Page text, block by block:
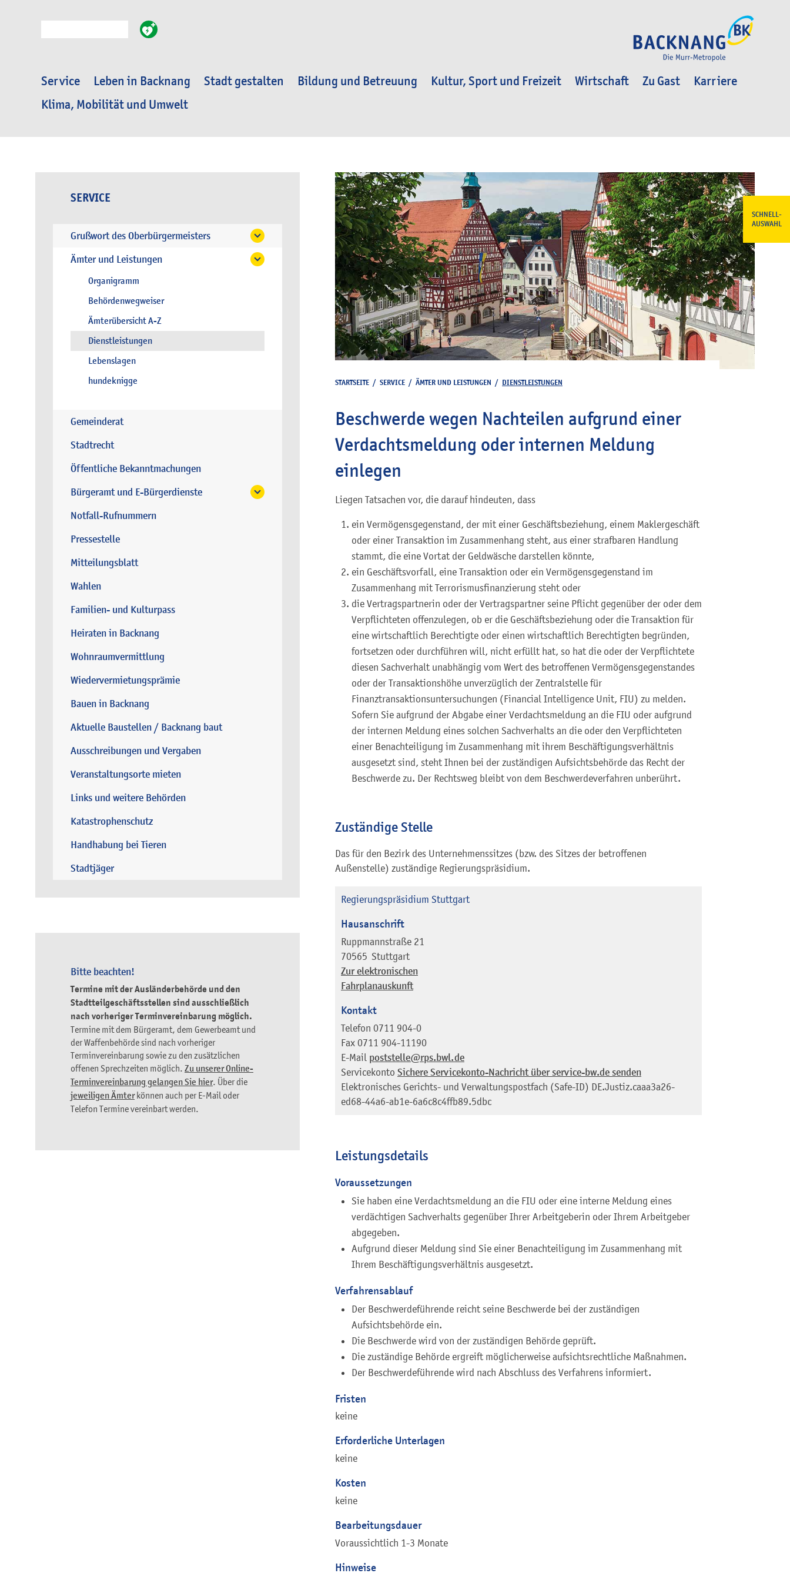
Service Leben in Backnang Stadt gestalten Bildung und Betreuung Kultur, Sport und Freizeit Wirtschaft Zu Gast
Karriere
Klima, Mobilität und Umwelt
SCHNELL-
AUSWAHL
SERVICE
Grußwort des Oberbürgermeisters
Ämter und Leistungen
Organigramm
Behördenwegweiser
Ämterübersicht A-Z
Dienstleistungen
Lebenslagen
hundeknigge
Gemeinderat
Stadtrecht
Öffentliche Bekanntmachungen
Bürgeramt und E-Bürgerdienste
Notfall-Rufnummern
Pressestelle
Mitteilungsblatt
Wahlen
Familien- und Kulturpass
Heiraten in Backnang
Wohnraumvermittlung
Wiedervermietungsprämie
Bauen in Backnang
Aktuelle Baustellen / Backnang baut
Ausschreibungen und Vergaben
Veranstaltungsorte mieten
Links und weitere Behörden
Katastrophenschutz
Handhabung bei Tieren
Stadtjäger
Bitte beachten!
Termine mit der Ausländerbehörde und den
Stadtteilgeschäftsstellen sind ausschließlich
nach vorheriger Terminvereinbarung möglich.
Termine mit dem Bürgeramt, dem Gewerbeamt und
der Waffenbehörde sind nach vorheriger
Terminvereinbarung sowie zu den zusätzlichen
offenen Sprechzeiten möglich. Zu unserer Online-
Terminvereinbarung gelangen Sie hier. Über die
jeweiligen Ämterkönnen auch per E-Mail oder
Telefon Termine vereinbart werden.
STARTSEITE / SERVICE / ÄMTER UND LEISTUNGEN / DIENSTLEISTUNGEN
Beschwerde wegen Nachteilen aufgrund einer
Verdachtsmeldung oder internen Meldung
einlegen
Liegen Tatsachen vor, die darauf hindeuten, dass
ein Vermögensgegenstand, der mit einer Geschäftsbeziehung, einem Maklergeschäft
oder einer Transaktion im Zusammenhang steht, aus einer strafbaren Handlung
stammt, die eine Vortat der Geldwäsche darstellen könnte,
ein Geschäftsvorfall, eine Transaktion oder ein Vermögensgegenstand im
Zusammenhang mit Terrorismusfinanzierung steht oder
die Vertragspartnerin oder der Vertragspartner seine Pflicht gegenüber der oder dem
Verpflichteten offenzulegen, ob er die Geschäftsbeziehung oder die Transaktion für
eine wirtschaftlich Berechtigte oder einen wirtschaftlich Berechtigten begründen,
fortsetzen oder durchführen will, nicht erfüllt hat, so hat die oder der Verpflichtete
diesen Sachverhalt unabhängig vom Wert des betroffenen Vermögensgegenstandes
oder der Transaktionshöhe unverzüglich der Zentralstelle für
Finanztransaktionsuntersuchungen (Financial Intelligence Unit, FIU) zu melden.
Sofern Sie aufgrund der Abgabe einer Verdachtsmeldung an die FIU oder aufgrund
der internen Meldung eines solchen Sachverhalts an die oder den Verpflichteten
einer Benachteiligung im Zusammenhang mit ihrem Beschäftigungsverhältnis
ausgesetzt sind, steht Ihnen bei der zuständigen Aufsichtsbehörde das Recht der
Beschwerde zu. Der Rechtsweg bleibt von dem Beschwerdeverfahren unberührt.
Zuständige Stelle
Das für den Bezirk des Unternehmenssitzes (bzw. des Sitzes der betroffenen
Außenstelle) zuständige Regierungspräsidium.
Regierungspräsidium Stuttgart
Hausanschrift
Ruppmannstraße 21
70565 Stuttgart
Zur elektronischen
Fahrplanauskunft
Kontakt
Telefon 0711 904-0
Fax 0711 904-11190
E-Mail poststelle@rps.bwl.de
Servicekonto Sichere Servicekonto-Nachricht über service-bw.de senden
Elektronisches Gerichts- und Verwaltungspostfach (Safe-ID) DE.Justiz.caaa3a26-
ed68-44a6-ab1e-6a6c8c4ffb89.5dbc
Leistungsdetails
Voraussetzungen
Sie haben eine Verdachtsmeldung an die FIU oder eine interne Meldung eines
verdächtigen Sachverhalts gegenüber Ihrer Arbeitgeberin oder Ihrem Arbeitgeber
abgegeben.
Aufgrund dieser Meldung sind Sie einer Benachteiligung im Zusammenhang mit
Ihrem Beschäftigungsverhältnis ausgesetzt.
Verfahrensablauf
Der Beschwerdeführende reicht seine Beschwerde bei der zuständigen
Aufsichtsbehörde ein.
Die Beschwerde wird von der zuständigen Behörde geprüft.
Die zuständige Behörde ergreift möglicherweise aufsichtsrechtliche Maßnahmen.
Der Beschwerdeführende wird nach Abschluss des Verfahrens informiert.
Fristen
keine
Erforderliche Unterlagen
keine
Kosten
keine
Bearbeitungsdauer
Voraussichtlich 1-3 Monate
Hinweise